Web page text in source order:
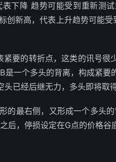
下降 趋势可能受到重新测试
创新高，代表上升趋势可能
要的转折点，这类的讯号很
一个多头的背离，构成紧要
已经后继无力，多头即将取
的最右侧，又形成一个多头
，停损设定在G点的价格谷